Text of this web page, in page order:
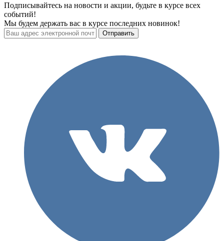
Подписывайтесь на новости и акции, будьте в курсе всех
событий!
Мы будем держать вас в курсе последних новинок!